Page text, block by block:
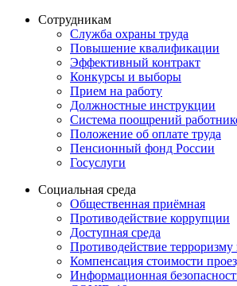
Сотрудникам
Служба охраны труда
Повышение квалификации
Эффективный контракт
Конкурсы и выборы
Прием на работу
Должностные инструкции
Система поощрений
Положение об оплате труда
Пенсионный фонд России
Госуслуги
Социальная среда
Общественная приёмная
Противодействие коррупции
Доступная среда
Противодействие терроризму
Компенсация стоимости
Информационная